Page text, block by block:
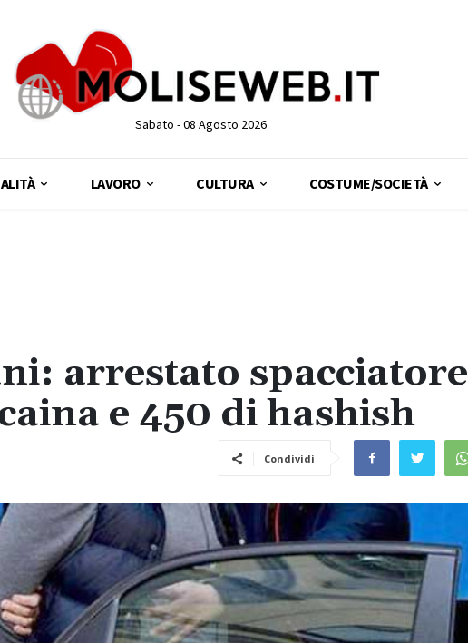
Sabato - 08 Agosto 2026
LAVORO CULTURA COSTUME/SOCIETÀ
arrestato spacciatore
e 450 di hashish
Condividi